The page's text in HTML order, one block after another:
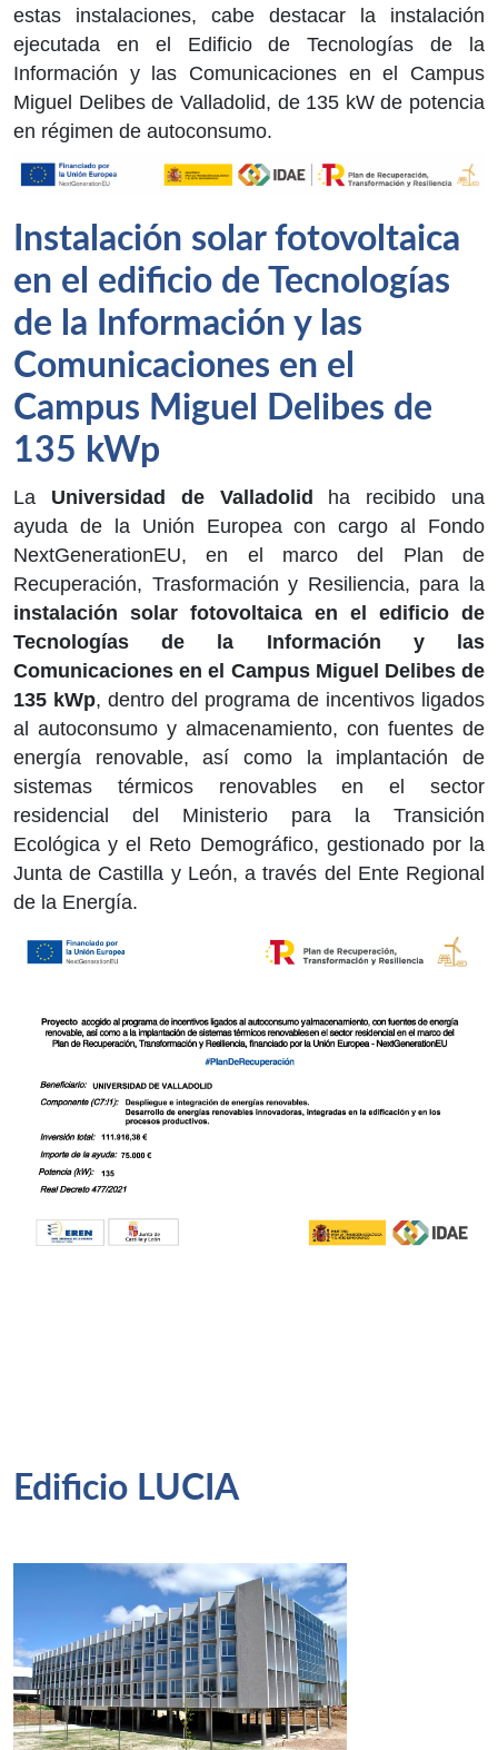
estas instalaciones, cabe destacar la instalación
ejecutada en el Edificio de Tecnologías de la
Información y las Comunicaciones en el Campus
Miguel Delibes de Valladolid, de 135 kW de potencia
en régimen de autoconsumo.
Instalación solar fotovoltaica
en el edificio de Tecnologías
de la Información y las
Comunicaciones en el
Campus Miguel Delibes de
135 kWp
La Universidad de Valladolid ha recibido una
ayuda de la Unión Europea con cargo al Fondo
NextGenerationEU, en el marco del Plan de
Recuperación, Trasformación y Resiliencia, para la
instalación solar fotovoltaica en el edificio de
Tecnologías de la Información y las
Comunicaciones en el Campus Miguel Delibes de
135 kWp, dentro del programa de incentivos ligados
al autoconsumo y almacenamiento, con fuentes de
energía renovable, así como la implantación de
sistemas térmicos renovables en el sector
residencial del Ministerio para la Transición
Ecológica y el Reto Demográfico, gestionado por la
Junta de Castilla y León, a través del Ente Regional
de la Energía.
Edificio LUCIA